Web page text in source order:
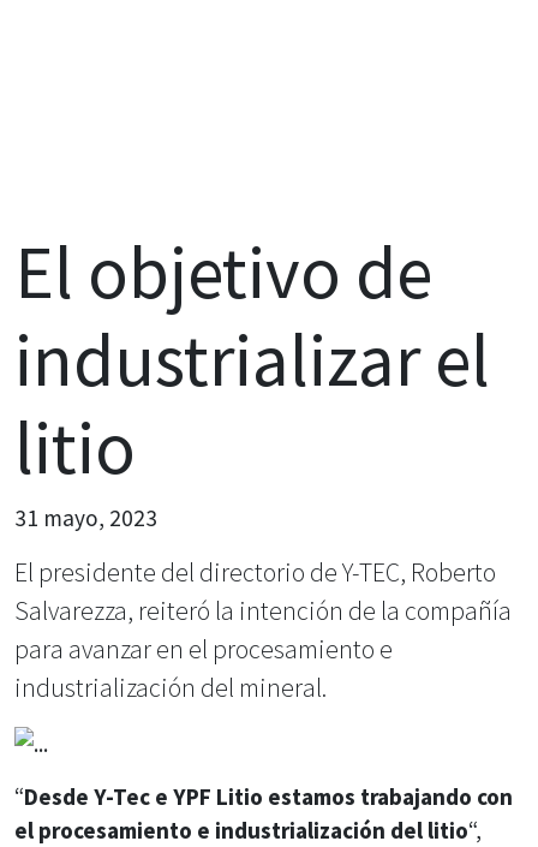
El objetivo de
industrializar el
litio
31 mayo, 2023
El presidente del directorio de Y-TEC, Roberto
Salvarezza, reiteró la intención de la compañía
para avanzar en el procesamiento e
industrialización del mineral.
“Desde Y-Tec e YPF Litio estamos trabajando con
el procesamiento e industrialización del litio“,